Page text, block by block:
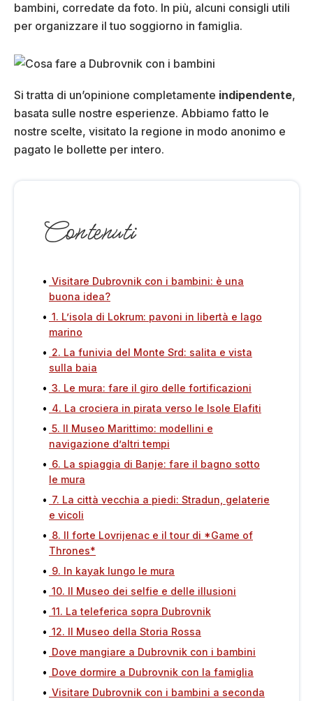
bambini, corredate da foto. In più, alcuni consigli utili
per organizzare il tuo soggiorno in famiglia.
Si tratta di un’opinione completamente indipendente,
basata sulle nostre esperienze. Abbiamo fatto le
nostre scelte, visitato la regione in modo anonimo e
pagato le bollette per intero.
Contenuti
Visitare Dubrovnik con i bambini: è una
buona idea?
1. L’isola di Lokrum: pavoni in libertà e lago
marino
2. La funivia del Monte Srd: salita e vista
sulla baia
3. Le mura: fare il giro delle fortificazioni
4. La crociera in pirata verso le Isole Elafiti
5. Il Museo Marittimo: modellini e
navigazione d’altri tempi
6. La spiaggia di Banje: fare il bagno sotto
le mura
7. La città vecchia a piedi: Stradun, gelaterie
e vicoli
8. Il forte Lovrijenac e il tour di *Game of
Thrones*
9. In kayak lungo le mura
10. Il Museo dei selfie e delle illusioni
11. La teleferica sopra Dubrovnik
12. Il Museo della Storia Rossa
Dove mangiare a Dubrovnik con i bambini
Dove dormire a Dubrovnik con la famiglia
Visitare Dubrovnik con i bambini a seconda